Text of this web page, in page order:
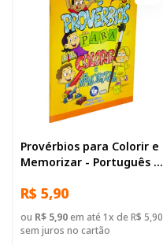
Provérbios para Colorir e
Memorizar - Português e
R$ 5,90
ou R$ 5,90em até 1x de R$ 5,90
sem juros no cartão